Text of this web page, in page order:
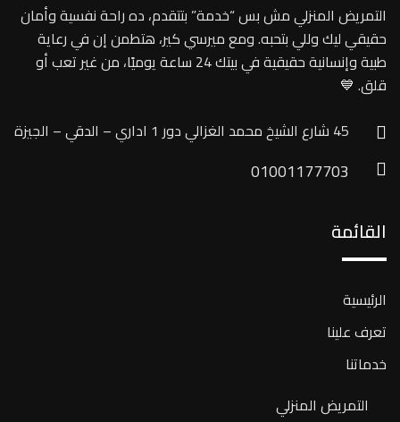
التمريض المنزلي مش بس “خدمة” بتتقدم، ده راحة نفسية وأمان
حقيقي ليك وللي بتحبه. ومع ميرسي كير، هتطمن إن في رعاية
طبية وإنسانية حقيقية في بيتك 24 ساعة يوميًا، من غير تعب أو
قلق. 💙
45 شارع الشيخ محمد الغزالي دور 1 اداري – الدقي – الجيزة
01001177703
القائمة
الرئيسية
تعرف علينا
خدماتنا
التمريض المنزلي